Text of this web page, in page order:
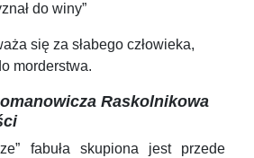
do winy”
się za słabego człowieka,
morderstwa.
Raskolnikowa
fabuła skupiona jest przede